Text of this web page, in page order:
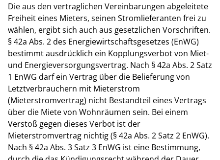
Die aus den vertraglichen Vereinbarungen abgeleitete
Freiheit eines Mieters, seinen Stromlieferanten frei zu
wählen, ergibt sich auch aus gesetzlichen Vorschriften.
§ 42a Abs. 2 des Energiewirtschaftsgesetzes (EnWG)
bestimmt ausdrücklich ein Kopplungsverbot von Miet-
und Energieversorgungsvertrag. Nach § 42a Abs. 2 Satz
1 EnWG darf ein Vertrag über die Belieferung von
Letztverbrauchern mit Mieterstrom
(Mieterstromvertrag) nicht Bestandteil eines Vertrags
über die Miete von Wohnräumen sein. Bei einem
Verstoß gegen dieses Verbot ist der
Mieterstromvertrag nichtig (§ 42a Abs. 2 Satz 2 EnWG).
Nach § 42a Abs. 3 Satz 3 EnWG ist eine Bestimmung,